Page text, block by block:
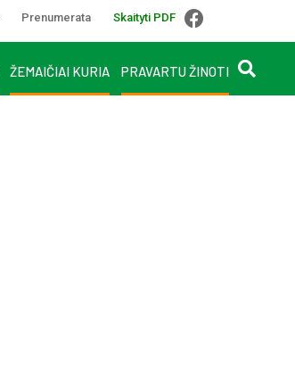
Prenumerata Skaityti PDF
ŽEMAIČIAI KURIA PRAVARTU ŽINOTI